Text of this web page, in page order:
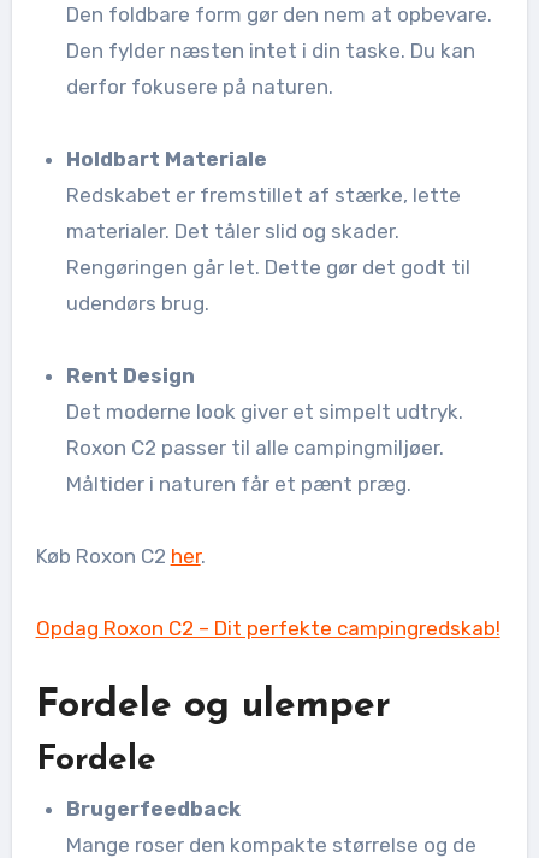
Den foldbare form gør den nem at opbevare.
Den fylder næsten intet i din taske. Du kan
derfor fokusere på naturen.
Holdbart Materiale
Redskabet er fremstillet af stærke, lette
materialer. Det tåler slid og skader.
Rengøringen går let. Dette gør det godt til
udendørs brug.
Rent Design
Det moderne look giver et simpelt udtryk.
Roxon C2 passer til alle campingmiljøer.
Måltider i naturen får et pænt præg.
Køb Roxon C2 her.
Opdag Roxon C2 – Dit perfekte campingredskab!
Fordele og ulemper
Fordele
Brugerfeedback
Mange roser den kompakte størrelse og de